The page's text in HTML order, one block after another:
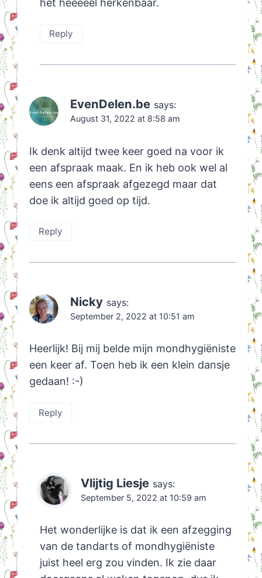
Reply
EvenDelen.be says:
August 31, 2022 at 8:58 am
Ik denk altijd twee keer goed na voor ik
een afspraak maak. En ik heb ook wel al
eens een afspraak afgezegd maar dat
doe ik altijd goed op tijd.
Reply
Nicky says:
September 2, 2022 at 10:51 am
Heerlijk! Bij mij belde mijn mondhygiëniste
een keer af. Toen heb ik een klein dansje
gedaan! :-)
Reply
Vlijtig Liesje says:
September 5, 2022 at 10:59 am
Het wonderlijke is dat ik een afzegging
van de tandarts of mondhygiëniste
juist heel erg zou vinden. Ik zie daar